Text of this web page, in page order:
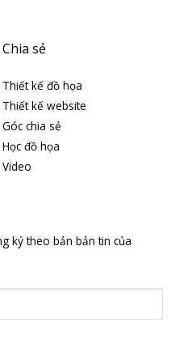
Chia sẻ
Thiết kế đồ họa
Thiết kế website
Góc chia sẻ
Học đồ họa
Video
ký theo bản bản tin của